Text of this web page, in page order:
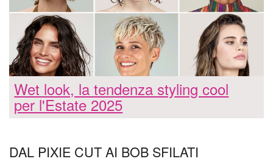
Wet look, la tendenza styling cool
per l'Estate 2025
DAL PIXIE CUT AI BOB SFILATI